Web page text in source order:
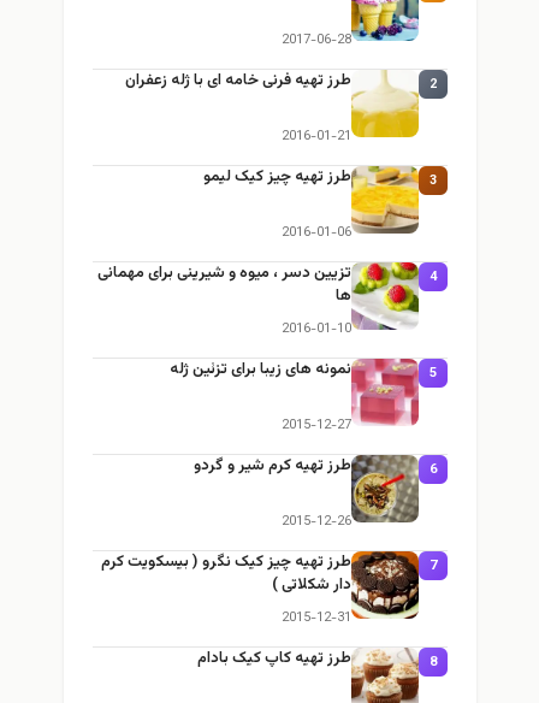
2017-06-28
2 طرز تهیه فرنی خامه ای با ژله زعفران
2016-01-21
3 طرز تهیه چیز کیک لیمو
2016-01-06
4
تزیین دسر ، میوه و شیرینی برای مهمانی
ها
2016-01-10
5 نمونه های زیبا برای تزئین ژله
2015-12-27
6 طرز تهیه کرم شیر و گردو
2015-12-26
7
طرز تهیه چیز کیک نگرو ( بیسکویت کرم
دار شکلاتی )
2015-12-31
8 طرز تهیه کاپ کیک بادام